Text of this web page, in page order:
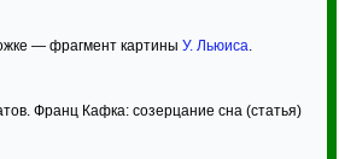
— фрагмент картины У. Льюиса.
Франц Кафка: созерцание сна (статья)